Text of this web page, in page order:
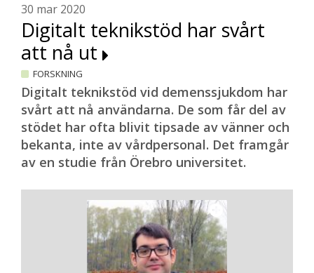
dyrare än att skicka ett blodprov till
analys. Oskar Hansson är därför övertygad
om att den kostnadseffektiva
blodprovsanalysen kan få ett stort
genomslag inom primärvården där de
flesta alzheimerdiagnoserna ställs.
– Vi har startat en studie på vårdcentraler
i Skåne, något försenat på grund av
coronapandemin. Distriktsläkare kommer
enklare kognitivt test när de utreder
patienter som söker för minnesbesvär.
Om ett par år får vi veta om det kan
förbättra diagnostiken inom
primärvården, säger Oskar Hansson.
30 mar 2020
Digitalt teknikstöd har svårt
att nå ut
FORSKNING
Digitalt teknikstöd vid demenssjukdom har
svårt att nå användarna. De som får del av
stödet har ofta blivit tipsade av vänner och
bekanta, inte av vårdpersonal. Det framgår
av en studie från Örebro universitet.